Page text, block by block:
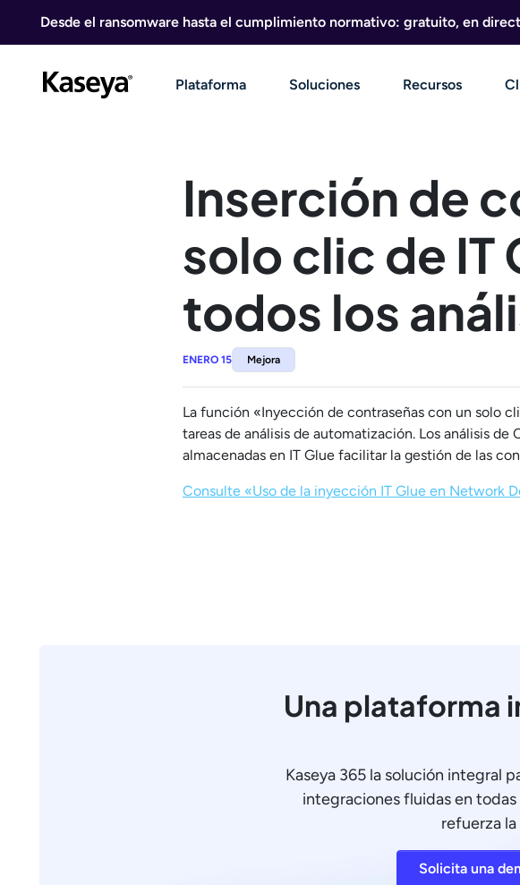
Desde el ransomware hasta el cumplimiento normativo: gratuito, en
Plataforma Soluciones Recursos
Inserción de
solo clic de
todos los
ENERO 15 Mejora
La función «Inyección de contraseñas con un solo
tareas de análisis de automatización. Los análisis de
almacenadas en IT Glue facilitar la gestión de las
Consulte «Uso de la inyección IT Glue en Network
Una plataforma
Kaseya 365 la solución integral
integraciones fluidas en
refuerza
Solicita una